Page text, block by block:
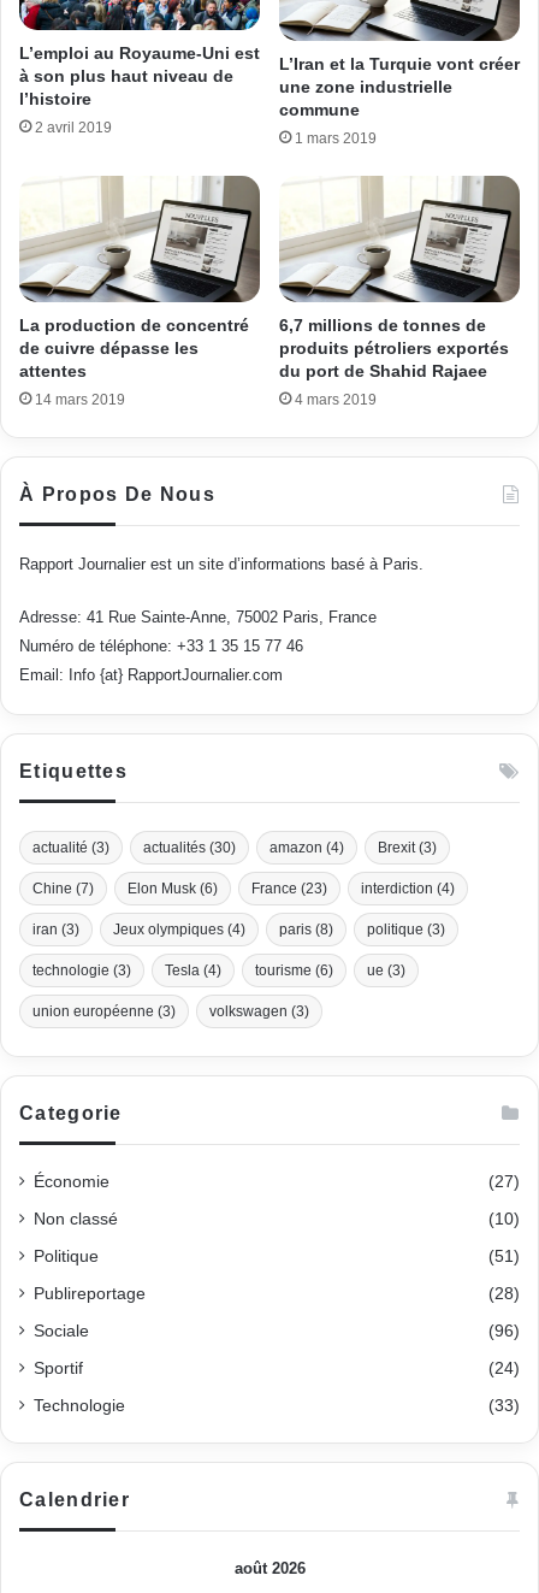
L’emploi au Royaume-Uni est
à son plus haut niveau de
l’histoire
2 avril 2019
L’Iran et la Turquie vont créer
une zone industrielle
commune
1 mars 2019
La production de concentré
de cuivre dépasse les
attentes
14 mars 2019
6,7 millions de tonnes de
produits pétroliers exportés
du port de Shahid Rajaee
4 mars 2019
À Propos De Nous
Rapport Journalier est un site d’informations basé à Paris.
Adresse: 41 Rue Sainte-Anne, 75002 Paris, France
Numéro de téléphone: +33 1 35 15 77 46
Email: Info {at} RapportJournalier.com
Etiquettes
actualité (3) actualités (30) amazon (4) Brexit (3)
Chine (7) Elon Musk (6) France (23) interdiction (4)
iran (3) Jeux olympiques (4) paris (8) politique (3)
technologie (3) Tesla (4) tourisme (6) ue (3)
union européenne (3) volkswagen (3)
Categorie
Économie (27)
Non classé (10)
Politique (51)
Publireportage (28)
Sociale (96)
Sportif (24)
Technologie (33)
Calendrier
août 2026